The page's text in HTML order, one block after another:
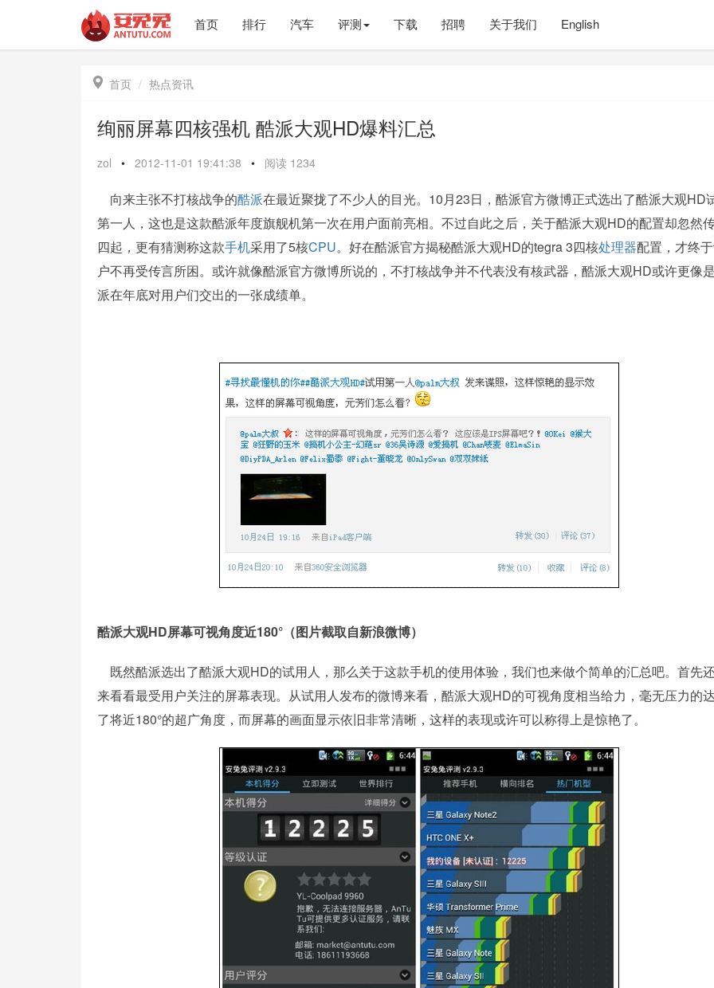
首页 排行 汽车 评测 下载 招聘 关于我们 English
 首页 热点资讯
绚丽屏幕四核强机 酷派大观HD爆料汇总
zol • 2012-11-01 19:41:38 • 阅读 1234
向来主张不打核战争的酷派在最近聚拢了不少人的目光。10月23日，酷派官方微博正式选出了酷派大观HD
第一人，这也是这款酷派年度旗舰机第一次在用户面前亮相。不过自此之后，关于酷派大观HD的配置却忽然
四起，更有猜测称这款手机采用了5核CPU。好在酷派官方揭秘酷派大观HD的tegra 3四核处理器配置，才终
户不再受传言所困。或许就像酷派官方微博所说的，不打核战争并不代表没有核武器，酷派大观HD或许更像
派在年底对用户们交出的一张成绩单。
酷派大观HD屏幕可视角度近180°（图片截取自新浪微博）
既然酷派选出了酷派大观HD的试用人，那么关于这款手机的使用体验，我们也来做个简单的汇总吧。首先
来看看最受用户关注的屏幕表现。从试用人发布的微博来看，酷派大观HD的可视角度相当给力，毫无压力的
了将近180°的超广角度，而屏幕的画面显示依旧非常清晰，这样的表现或许可以称得上是惊艳了。